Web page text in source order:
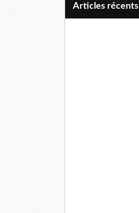
articles récents